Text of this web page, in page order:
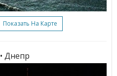
Показать На Карте
• Днепр